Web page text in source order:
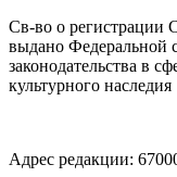
Св-во о
выдано Федеральной
законодательства в
культурного наследия
Адрес редакции: